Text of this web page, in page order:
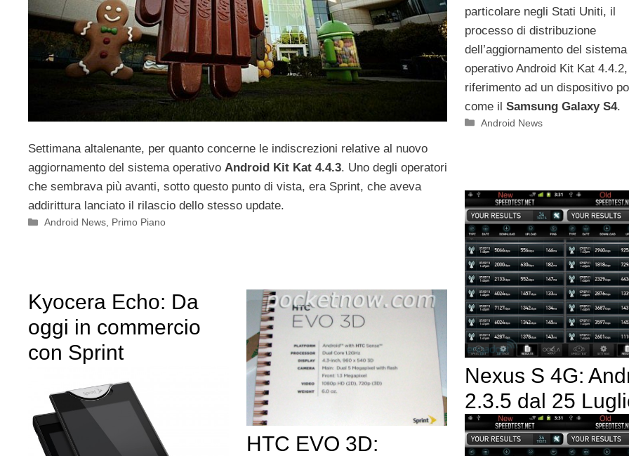
Settimana altalenante, per quanto concerne le indiscrezioni relative al nuovo
aggiornamento del sistema operativo Android Kit Kat 4.4.3. Uno degli operatori
che sembrava più avanti, sotto questo punto di vista, era Sprint, che aveva
addirittura lanciato il rilascio dello stesso update.
Categorie
Android News, Primo Piano
particolare negli Stati Uniti, il
processo di distribuzione
dell’aggiornamento del sistema
operativo Android Kit Kat
riferimento ad un dispositivo
come il Samsung Galaxy S4.
Categorie
Android News
Nexus S 4G:
2.3.5 dal 25
Kyocera Echo: Da
oggi in commercio
con Sprint
HTC EVO 3D: